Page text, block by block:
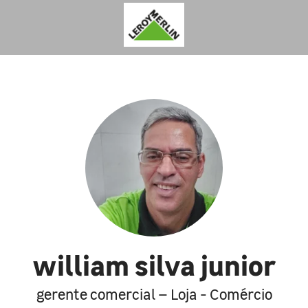
william silva junior
gerente comercial – Loja - Comércio